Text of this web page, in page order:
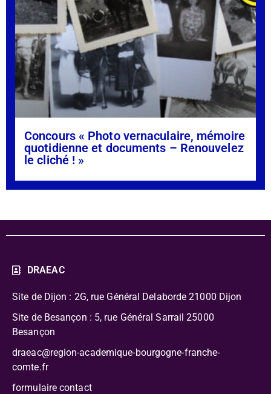
Concours « Photo vernaculaire, mémoire
quotidienne et documents – Renouvelez
le cliché ! »
DRAEAC
Site de Dijon : 2G, rue Général Delaborde 21000 Dijon
Site de Besançon : 5, rue Général Sarrail 25000
Besançon
draeac@region-academique-bourgogne-franche-
comte.fr
formulaire contact